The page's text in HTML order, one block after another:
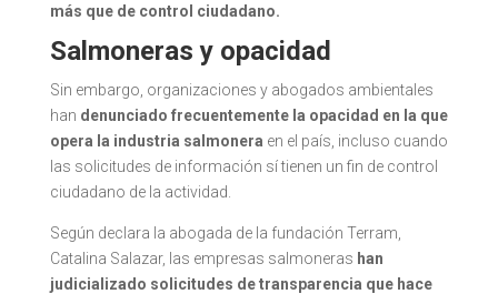
más que de control ciudadano.
Salmoneras y opacidad
Sin embargo, organizaciones y abogados ambientales
han denunciado frecuentemente la opacidad en la que
opera la industria salmonera en el país, incluso cuando
las solicitudes de información sí tienen un fin de control
ciudadano de la actividad.
Según declara la abogada de la fundación Terram,
Catalina Salazar, las empresas salmoneras han
judicializado solicitudes de transparencia que hace